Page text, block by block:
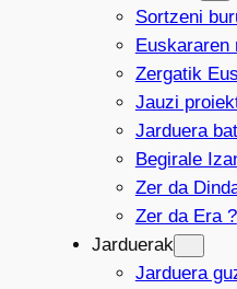
Sortzeni
Euskararen
Zergatik
Jauzi
Jarduera
Begirale
Zer da
Zer da Era ?
Jarduerak
Jarduera